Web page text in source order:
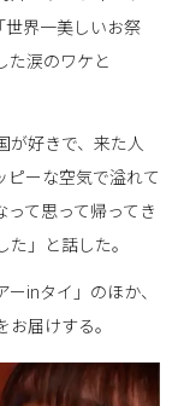
世界一美しいお祭
た涙のワケと
が好きで、来た人
ピーな空気で溢れて
て思って帰ってき
」と話した。
inタイ」のほか、
届けする。